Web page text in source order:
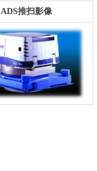
ADS推扫影像